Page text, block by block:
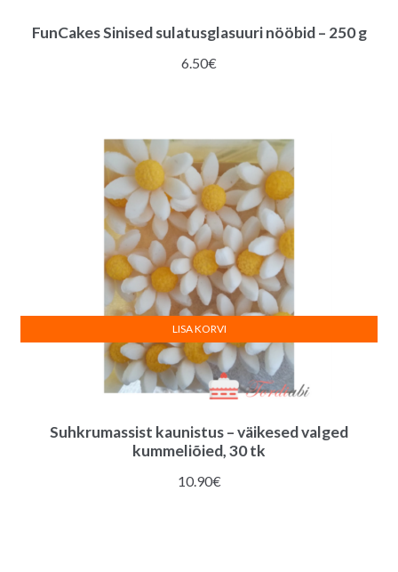
FunCakes Sinised sulatusglasuuri nööbid – 250 g
6.50€
Suhkrumassist kaunistus – väikesed valged
kummeliõied, 30 tk
10.90€
LISA KORVI